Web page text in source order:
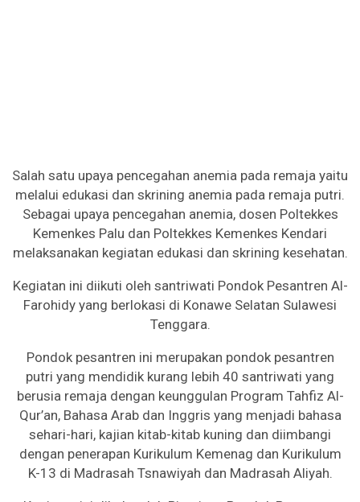
Salah satu upaya pencegahan anemia pada remaja yaitu
melalui edukasi dan skrining anemia pada remaja putri.
Sebagai upaya pencegahan anemia, dosen Poltekkes
Kemenkes Palu dan Poltekkes Kemenkes Kendari
melaksanakan kegiatan edukasi dan skrining kesehatan.
Kegiatan ini diikuti oleh santriwati Pondok Pesantren Al-
Farohidy yang berlokasi di Konawe Selatan Sulawesi
Tenggara.
Pondok pesantren ini merupakan pondok pesantren
putri yang mendidik kurang lebih 40 santriwati yang
berusia remaja dengan keunggulan Program Tahfiz Al-
Qur’an, Bahasa Arab dan Inggris yang menjadi bahasa
sehari-hari, kajian kitab-kitab kuning dan diimbangi
dengan penerapan Kurikulum Kemenag dan Kurikulum
K-13 di Madrasah Tsnawiyah dan Madrasah Aliyah.